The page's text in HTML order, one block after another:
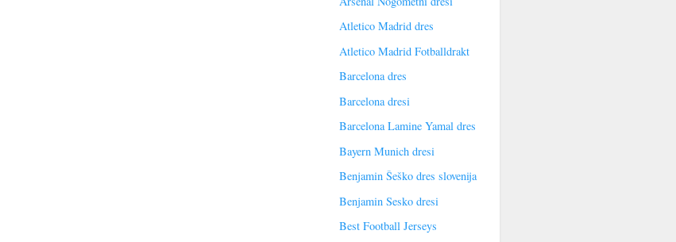
Atletico Madrid dres
Atletico Madrid Fotballdrakt
Barcelona dres
Barcelona dresi
Barcelona Lamine Yamal dres
Bayern Munich dresi
Benjamin Šeško dres slovenija
Benjamin Sesko dresi
Best Football Jerseys